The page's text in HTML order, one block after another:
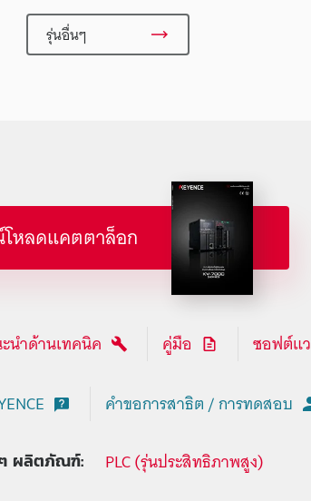
รุ่นอื่นๆ
โหลดแคตตาล็อก
นำด้านเทคนิค คู่มือ ซอฟต์แ
คำขอการสาธิต / การทดสอบ
ผลิตภัณฑ์: PLC (รุ่นประสิทธิภาพสูง)